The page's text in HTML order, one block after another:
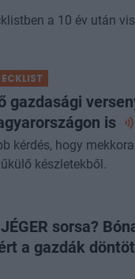
a 10 év után
gazdasági
is
kérdés, hogy
készletekből.
sorsa?
a gazdák